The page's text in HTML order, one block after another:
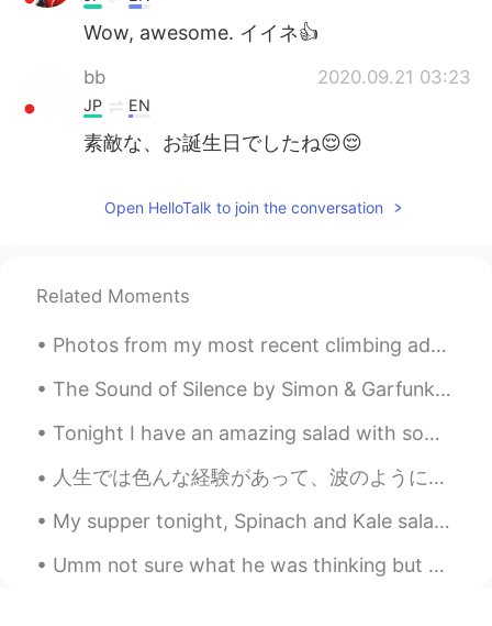
Wow, awesome. イイネ👍
bb 2020.09.21 03:23
JP EN
素敵な、お誕生日でしたね😌😌
Open HelloTalk to join the conversation
Related Moments
Photos from my most recent climbing adventure. 🧗⛰ Fotos de mi aventura de escalada más reciente. ...
The Sound of Silence by Simon & Garfunkel. Part 2 of 2. "Fools," said I, "You do not know Sile...
Tonight I have an amazing salad with some of the Salmon I cut up the other day and some raspberri...
人生では色んな経験があって、波のようにある時浮かれていれば、溺れている時もある。さっきすごく嫌なことを知って、今はちょっとショックになっている。でもこう考えた。常に幸せでいられたらいいけど、常に...
My supper tonight, Spinach and Kale salad with crab meat, multiple beans, veggies and a nice ses...
Umm not sure what he was thinking but definitely not in the right mind 😂😂😂 maybe he had too poop ...